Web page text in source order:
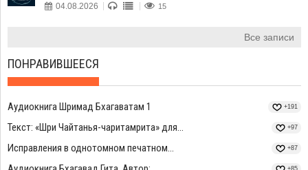
04.08.2026 15
Все записи
ПОНРАВИВШЕЕСЯ
Аудиокнига Шримад Бхагаватам 1 +191
Текст: «Шри Чайтанья-чаритамрита» для... +97
Исправления в однотомном печатном... +87
+85